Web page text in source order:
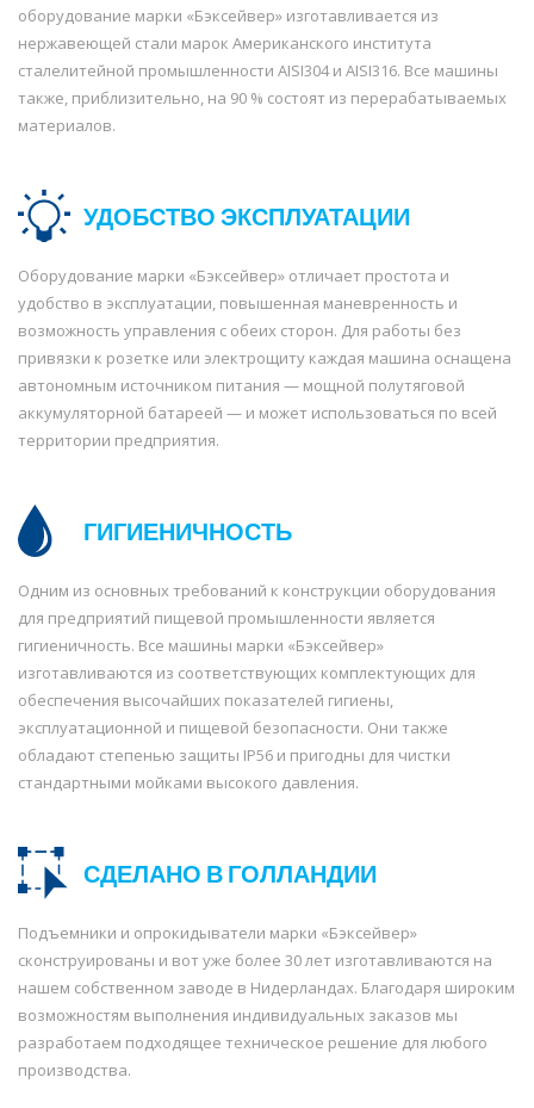
оборудование марки «Бэксейвер» изготавливается из
нержавеющей стали марок Американского института
сталелитейной промышленности AISI304 и AISI316. Все машины
также, приблизительно, на 90 % состоят из перерабатываемых
материалов.
УДОБСТВО ЭКСПЛУАТАЦИИ
Оборудование марки «Бэксейвер» отличает простота и
удобство в эксплуатации, повышенная маневренность и
возможность управления с обеих сторон. Для работы без
привязки к розетке или электрощиту каждая машина оснащена
автономным источником питания — мощной полутяговой
аккумуляторной батареей — и может использоваться по всей
территории предприятия.
ГИГИЕНИЧНОСТЬ
Одним из основных требований к конструкции оборудования
для предприятий пищевой промышленности является
гигиеничность. Все машины марки «Бэксейвер»
изготавливаются из соответствующих комплектующих для
обеспечения высочайших показателей гигиены,
эксплуатационной и пищевой безопасности. Они также
обладают степенью защиты IP56 и пригодны для чистки
стандартными мойками высокого давления.
СДЕЛАНО В ГОЛЛАНДИИ
Подъемники и опрокидыватели марки «Бэксейвер»
сконструированы и вот уже более 30 лет изготавливаются на
нашем собственном заводе в Нидерландах. Благодаря широким
возможностям выполнения индивидуальных заказов мы
разработаем подходящее техническое решение для любого
производства.